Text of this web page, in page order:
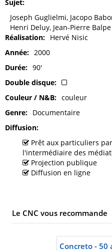
Sujet
Joseph Guglielmi, Jacopo
Henri Deluy, Jean-Pierre Balpe
Réalisation
Hervé Nisic
Année
2000
Durée
90'
Double disque
Couleur / N&B
couleur
Genre
Documentaire
Diffusion
Prêt aux particuliers par
l'intermédiaire des
Projection publique
Diffusion en ligne
Le CNC vous recommande
Concreto - 50